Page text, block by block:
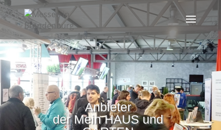
Anbieter
der Mein HAUS und